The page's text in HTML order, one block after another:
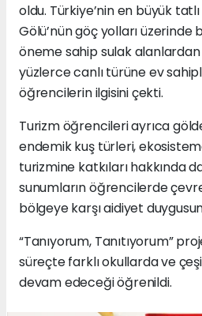
oldu. Türkiye’nin en büyük
Gölü’nün göç yolları üzerinde
öneme sahip sulak alanlardan
yüzlerce canlı türüne ev
öğrencilerin ilgisini çekti.
Turizm öğrencileri ayrıca
endemik kuş türleri,
turizmine katkıları hakkında
sunumların öğrencilerde
bölgeye karşı aidiyet
“Tanıyorum, Tanıtıyorum”
süreçte farklı okullarda ve
devam edeceği öğrenildi.